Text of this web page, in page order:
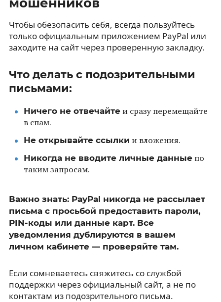
Чтобы обезопасить себя, всегда пользуйтесь
только официальным приложением PayPal или
заходите на сайт через проверенную закладку.
Что делать с подозрительными
письмами:
Ничего не отвечайтеи сразу перемещайте
в спам.
Не открывайте ссылки и вложения.
Никогда не вводите личные данныепо
таким запросам.
Важно знать: PayPal никогда не рассылает
письма с просьбой предоставить пароли,
PIN-коды или данные карт. Все
уведомления дублируются в вашем
личном кабинете — проверяйте там.
Если сомневаетесь свяжитесь со службой
поддержки через официальный сайт, а не по
контактам из подозрительного письма.